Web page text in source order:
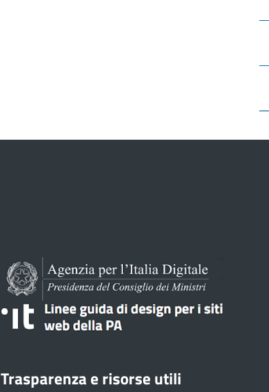
Trasparenza e risorse utili